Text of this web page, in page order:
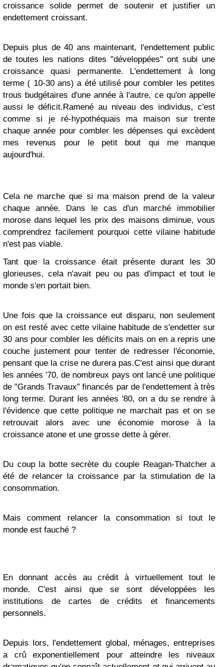
croissance solide permet de soutenir et justifier un
endettement croissant.
Depuis plus de 40 ans maintenant, l'endettement public
de toutes les nations dites "développées" ont subi une
croissance quasi permanente. L'endettement à long
terme ( 10-30 ans) a été utilisé pour combler les petites
trous budgétaires d'une année à l'autre, ce qu'on appelle
aussi le déficit.Ramené au niveau des individus, c'est
comme si je ré-hypothéquais ma maison sur trente
chaque année pour combler les dépenses qui excèdent
mes revenus pour le petit bout qui me manque
aujourd'hui.
Cela ne marche que si ma maison prend de la valeur
chaque année. Dans le cas d'un marché immobilier
morose dans lequel les prix des maisons diminue, vous
comprendrez facilement pourquoi cette vilaine habitude
n'est pas viable.
Tant que la croissance était présente durant les 30
glorieuses, cela n'avait peu ou pas d'impact et tout le
monde s'en portait bien.
Une fois que la croissance eut disparu, non seulement
on est resté avec cette vilaine habitude de s'endetter sur
30 ans pour combler les déficits mais on en a repris une
couche justement pour tenter de redresser l'économie,
pensant que la crise ne durera pas.C'est ainsi que durant
les années '70, de nombreux pays ont lancé une politique
de "Grands Travaux" financés par de l'endettement à très
long terme. Durant les années '80, on a du se rendre à
l'évidence que cette politique ne marchait pas et on se
retrouvait alors avec une économie morose à la
croissance atone et une grosse dette à gérer.
Du coup la botte secrète du couple Reagan-Thatcher a
été de relancer la croissance par la stimulation de la
consommation.
Mais comment relancer la consommation si tout le
monde est fauché ?
En donnant accès au crédit à virtuellement tout le
monde.C'est ainsi que se sont développées les
institutions de cartes de crédits et financements
personnels.
Depuis lors, l'endettement global, ménages, entreprises
a crû exponentiellement pour atteindre les niveaux